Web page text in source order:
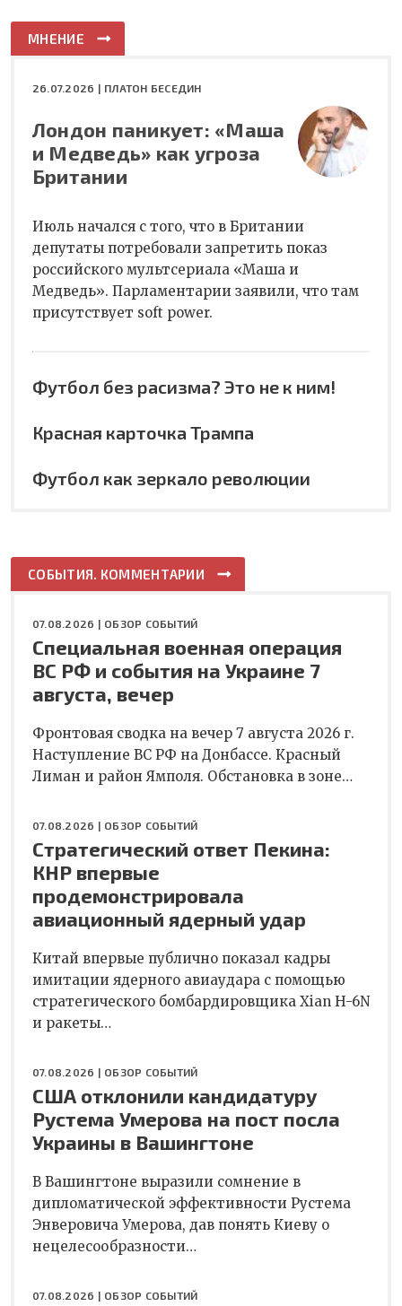
МНЕНИЕ
26.07.2026 | ПЛАТОН БЕСЕДИН
Лондон паникует: «Маша
и Медведь» как угроза
Британии
Июль начался с того, что в Британии
депутаты потребовали запретить показ
российского мультсериала «Маша и
Медведь». Парламентарии заявили, что там
присутствует soft power.
Футбол без расизма? Это не к ним!
Красная карточка Трампа
Футбол как зеркало революции
СОБЫТИЯ. КОММЕНТАРИИ
07.08.2026 | ОБЗОР СОБЫТИЙ
Специальная военная операция
ВС РФ и события на Украине 7
августа, вечер
Фронтовая сводка на вечер 7 августа 2026 г.
Наступление ВС РФ на Донбассе. Красный
Лиман и район Ямполя. Обстановка в зоне…
07.08.2026 | ОБЗОР СОБЫТИЙ
Стратегический ответ Пекина:
КНР впервые
продемонстрировала
авиационный ядерный удар
Китай впервые публично показал кадры
имитации ядерного авиаудара с помощью
стратегического бомбардировщика Xian H-6N
и ракеты…
07.08.2026 | ОБЗОР СОБЫТИЙ
США отклонили кандидатуру
Рустема Умерова на пост посла
Украины в Вашингтоне
В Вашингтоне выразили сомнение в
дипломатической эффективности Рустема
Энверовича Умерова, дав понять Киеву о
нецелесообразности…
07.08.2026 | ОБЗОР СОБЫТИЙ